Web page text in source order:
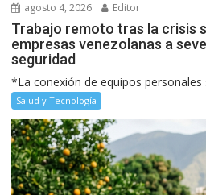
agosto 4, 2026 Editor
Trabajo remoto tras la crisis
empresas venezolanas a
seguridad
*La conexión de equipos
Salud y Tecnología